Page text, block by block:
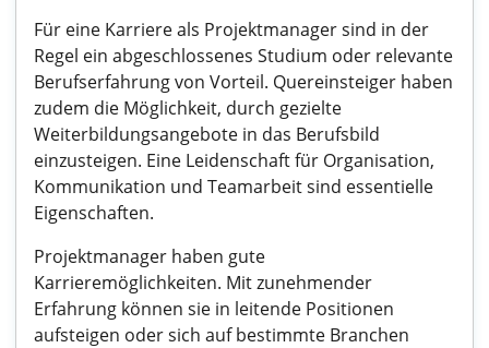
Für eine Karriere als Projektmanager sind in der
Regel ein abgeschlossenes Studium oder relevante
Berufserfahrung von Vorteil. Quereinsteiger haben
zudem die Möglichkeit, durch gezielte
Weiterbildungsangebote in das Berufsbild
einzusteigen. Eine Leidenschaft für Organisation,
Kommunikation und Teamarbeit sind essentielle
Eigenschaften.
Projektmanager haben gute
Karrieremöglichkeiten. Mit zunehmender
Erfahrung können sie in leitende Positionen
aufsteigen oder sich auf bestimmte Branchen